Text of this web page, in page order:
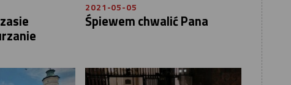
2021-05-05
Śpiewem chwalić Pana